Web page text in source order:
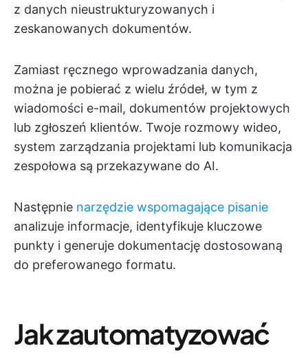
z danych nieustrukturyzowanych i
zeskanowanych dokumentów.
Zamiast ręcznego wprowadzania danych,
można je pobierać z wielu źródeł, w tym z
wiadomości e-mail, dokumentów projektowych
lub zgłoszeń klientów. Twoje rozmowy wideo,
system zarządzania projektami lub komunikacja
zespołowa są przekazywane do AI.
Następnie narzędzie wspomagające pisanie
analizuje informacje, identyfikuje kluczowe
punkty i generuje dokumentację dostosowaną
do preferowanego formatu.
Jak zautomatyzować